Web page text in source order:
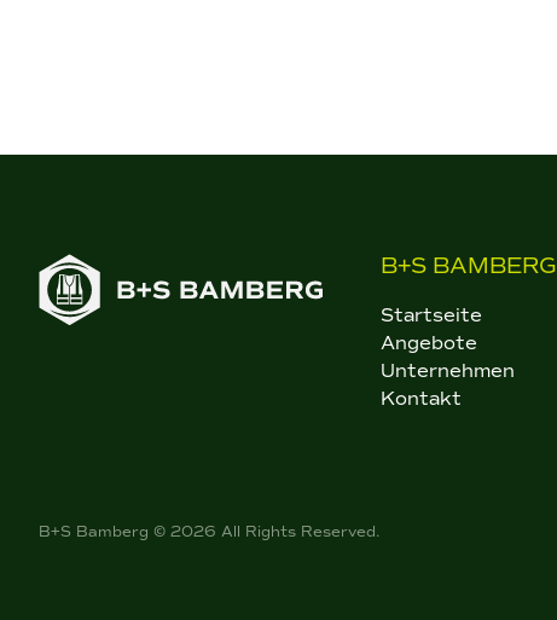
B+S BAMBERG
Startseite
Angebote
Unternehmen
Kontakt
B+S Bamberg © 2026 All Rights Reserved.